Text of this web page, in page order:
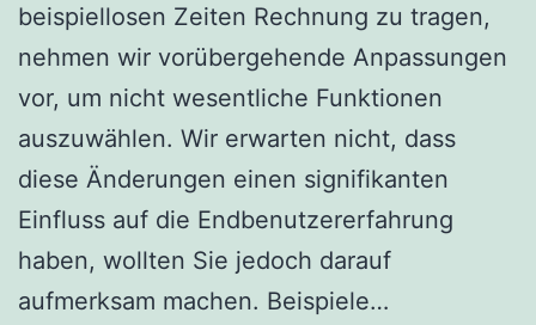
beispiellosen Zeiten Rechnung zu tragen,
nehmen wir vorübergehende Anpassungen
vor, um nicht wesentliche Funktionen
auszuwählen. Wir erwarten nicht, dass
diese Änderungen einen signifikanten
Einfluss auf die Endbenutzererfahrung
haben, wollten Sie jedoch darauf
aufmerksam machen. Beispiele…